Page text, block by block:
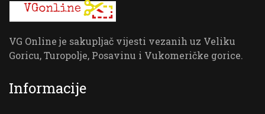
VG Online je sakupljač vijesti vezanih uz Veliku
Goricu, Turopolje, Posavinu i Vukomeričke gorice.
Informacije